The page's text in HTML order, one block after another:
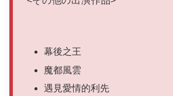
幕後之王
魔都風雲
遇見愛情的利先